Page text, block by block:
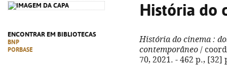
ENCONTRAR EM BIBLIOTECAS
BNP
PORBASE
História do
História do cinema :
contemporâneo /
70, 2021. - 462 p.,